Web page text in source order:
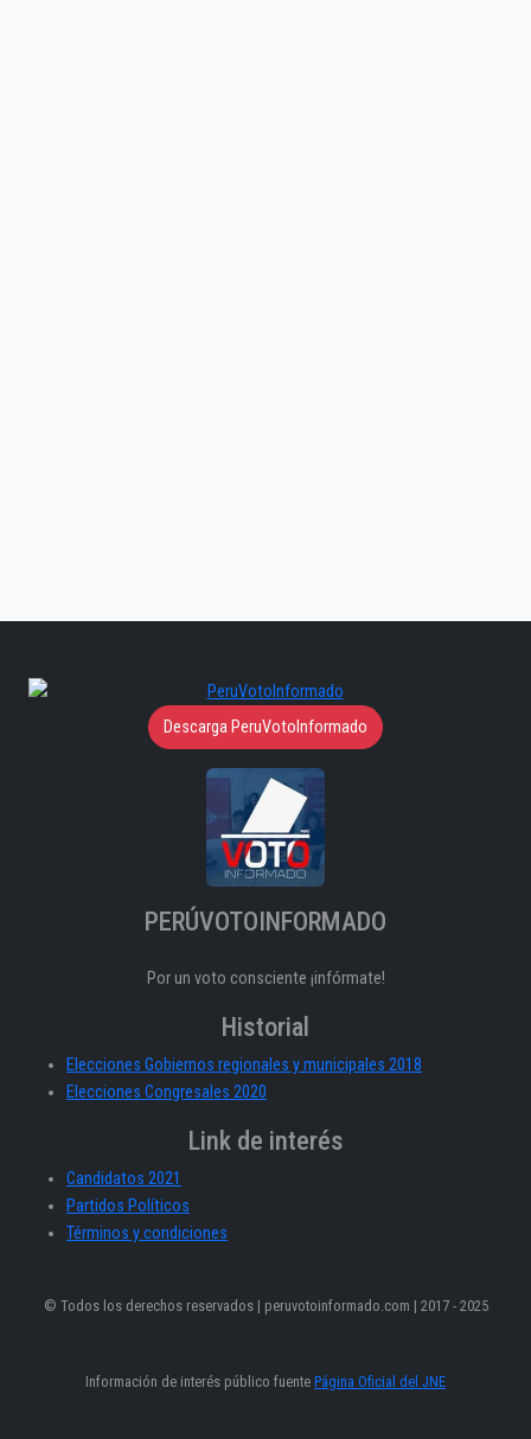
Descarga PeruVotoInformado
PERÚVOTOINFORMADO
Por un voto consciente ¡infórmate!
Historial
Elecciones Gobiernos regionales y municipales 2018
Elecciones Congresales 2020
Link de interés
Candidatos 2021
Partidos Políticos
Términos y condiciones
© Todos los derechos reservados | peruvotoinformado.com | 2017 - 2025
Información de interés público fuente Página Oficial del JNE